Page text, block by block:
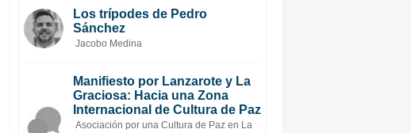
Los trípodes de Pedro
Sánchez
Jacobo Medina
Manifiesto por Lanzarote y La
Graciosa: Hacia una Zona
Internacional de Cultura de Paz
Asociación por una Cultura de Paz en La